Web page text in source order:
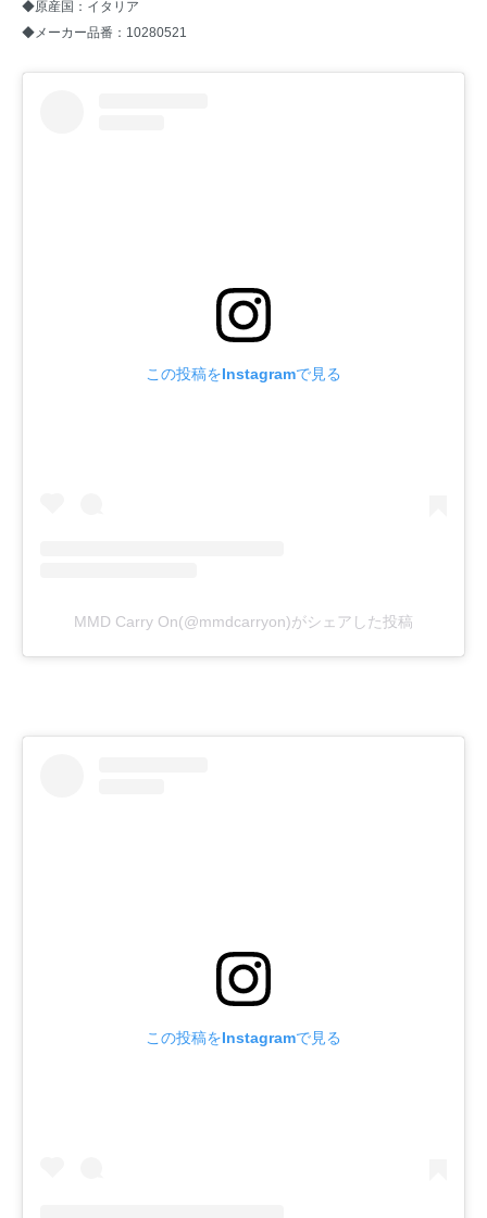
◆原産国：イタリア
◆メーカー品番：10280521
この投稿をInstagramで見る
MMD Carry On(@mmdcarryon)がシェアした投稿
この投稿をInstagramで見る